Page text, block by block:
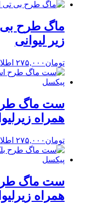
زیر لیوانی
تومان ۲۷۵,۰۰۰
همراه
تومان ۲۷۵,۰۰۰
همراه